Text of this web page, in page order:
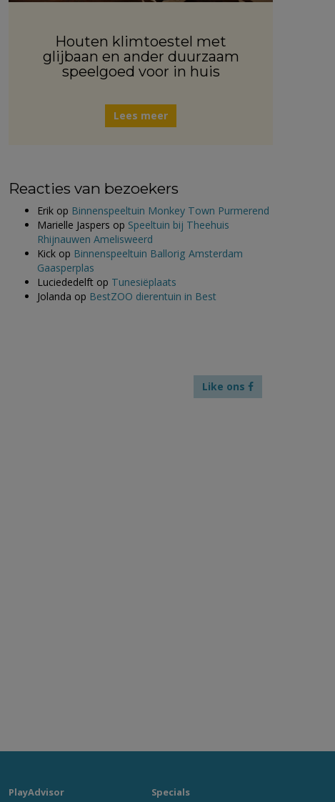
Houten klimtoestel met
glijbaan en ander duurzaam
speelgoed voor in huis
Lees meer
Reacties van bezoekers
Erik op Binnenspeeltuin Monkey Town Purmerend
Marielle Jaspers op Speeltuin bij Theehuis
Rhijnauwen Amelisweerd
Kick op Binnenspeeltuin Ballorig Amsterdam
Gaasperplas
Luciededelft op Tunesiëplaats
Jolanda op BestZOO dierentuin in Best
Like ons
PlayAdvisor Specials